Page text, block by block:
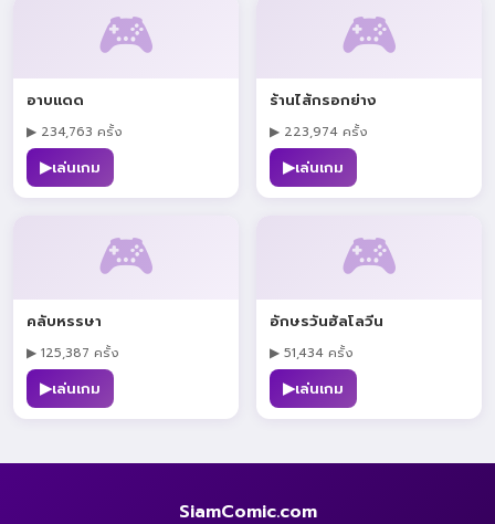
🎮
อาบแดด
▶ 234,763 ครั้ง
▶เล่นเกม
🎮
ร้านไส้กรอกย่าง
▶ 223,974 ครั้ง
▶เล่นเกม
🎮
คลับหรรษา
▶ 125,387 ครั้ง
▶เล่นเกม
🎮
อักษรวันฮัลโลวีน
▶ 51,434 ครั้ง
▶เล่นเกม
SiamComic.com